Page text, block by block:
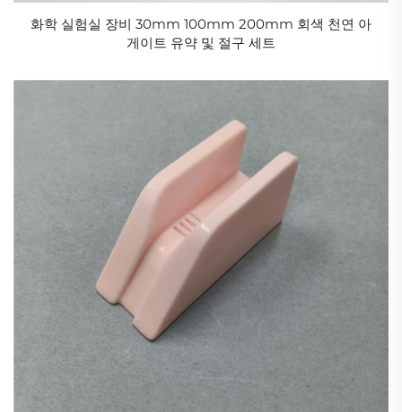
화학 실험실 장비 30mm 100mm 200mm 회색 천연 아
게이트 유약 및 절구 세트